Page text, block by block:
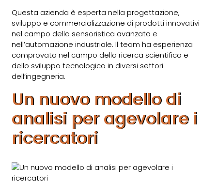
Questa azienda è esperta nella progettazione,
sviluppo e commercializzazione di prodotti innovativi
nel campo della sensoristica avanzata e
nell’automazione industriale. Il team ha esperienza
comprovata nel campo della ricerca scientifica e
dello sviluppo tecnologico in diversi settori
dell’ingegneria.
Un nuovo modello di
analisi per agevolare i
ricercatori